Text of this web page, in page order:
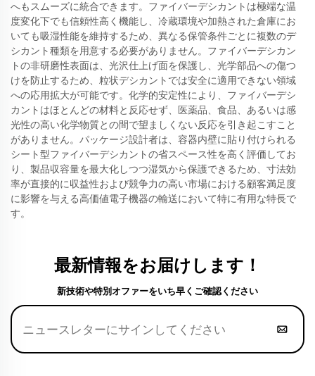
へもスムーズに統合できます。ファイバーデシカントは極端な温
度変化下でも信頼性高く機能し、冷蔵環境や加熱された倉庫にお
いても吸湿性能を維持するため、異なる保管条件ごとに複数のデ
シカント種類を用意する必要がありません。ファイバーデシカン
トの非研磨性表面は、光沢仕上げ面を保護し、光学部品への傷つ
けを防止するため、粒状デシカントでは安全に適用できない領域
への応用拡大が可能です。化学的安定性により、ファイバーデシ
カントはほとんどの材料と反応せず、医薬品、食品、あるいは感
光性の高い化学物質との間で望ましくない反応を引き起こすこと
がありません。パッケージ設計者は、容器内壁に貼り付けられる
シート型ファイバーデシカントの省スペース性を高く評価してお
り、製品収容量を最大化しつつ湿気から保護できるため、寸法効
率が直接的に収益性および競争力の高い市場における顧客満足度
に影響を与える高価値電子機器の輸送において特に有用な特長で
す。
最新情報をお届けします！
新技術や特別オファーをいち早くご確認ください